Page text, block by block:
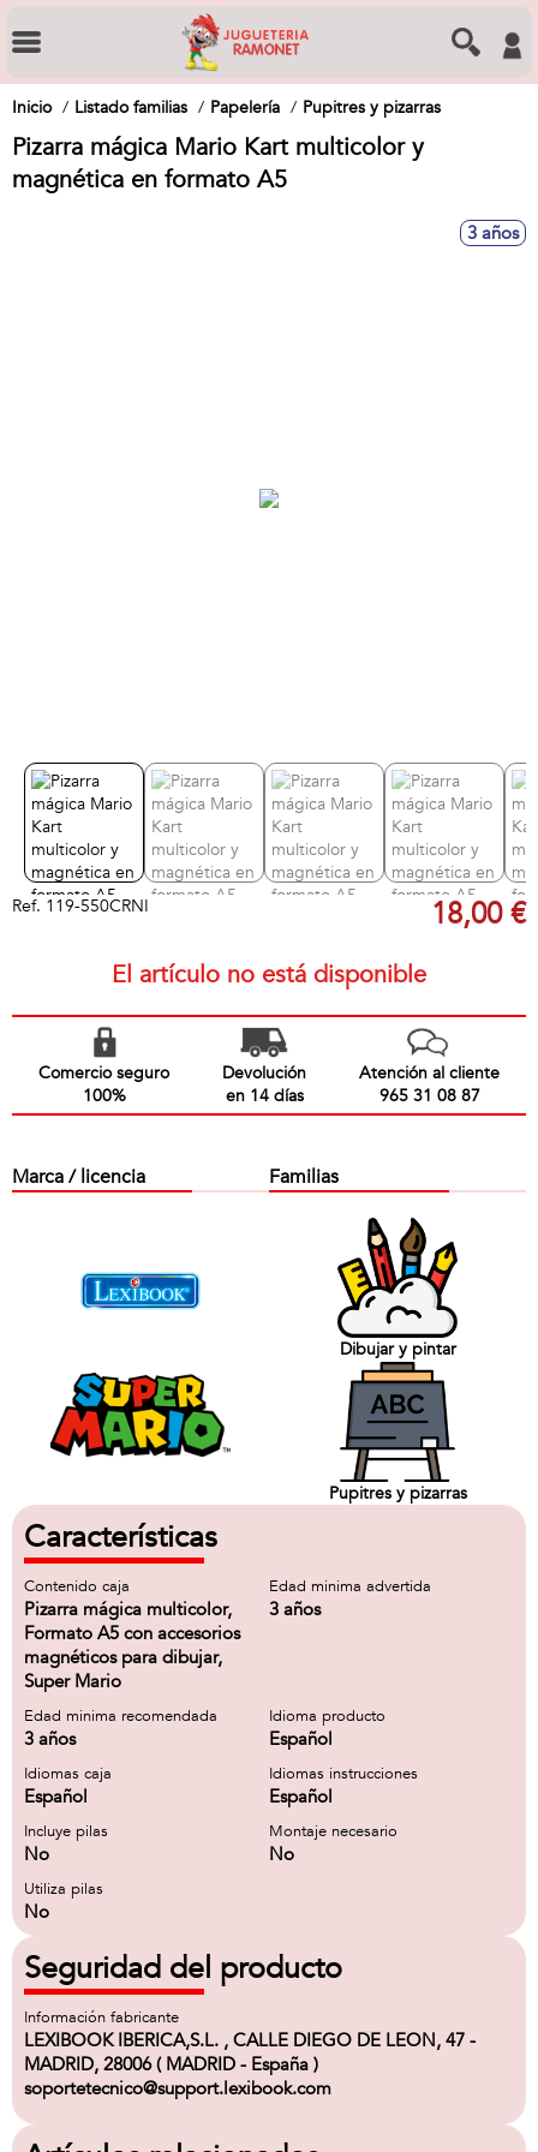
Inicio Listado familias Papelería Pupitres y pizarras
Pizarra mágica Mario Kart multicolor y
magnética en formato A5
3 años
Ref. 119-550CRNI 18,00 €
El artículo no está disponible
Comercio seguro
100%
Devolución
en 14 días
Atención al cliente
965 31 08 87
Marca / licencia Familias
Dibujar y pintar
Pupitres y pizarras
Características
Contenido caja
Pizarra mágica multicolor,
Formato A5 con accesorios
magnéticos para dibujar,
Super Mario
Edad minima advertida
3 años
Edad minima recomendada
3 años
Idioma producto
Español
Idiomas caja
Español
Idiomas instrucciones
Español
Incluye pilas
No
Montaje necesario
No
Utiliza pilas
No
Seguridad del producto
Información fabricante
LEXIBOOK IBERICA,S.L. , CALLE DIEGO DE LEON, 47 -
MADRID, 28006 ( MADRID - España )
soportetecnico@support.lexibook.com